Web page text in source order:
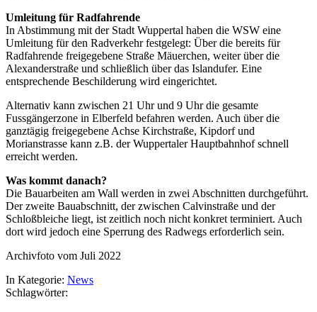
Umleitung für Radfahrende
In Abstimmung mit der Stadt Wuppertal haben die WSW eine
Umleitung für den Radverkehr festgelegt: Über die bereits für
Radfahrende freigegebene Straße Mäuerchen, weiter über die
Alexanderstraße und schließlich über das Islandufer. Eine
entsprechende Beschilderung wird eingerichtet.
Alternativ kann zwischen 21 Uhr und 9 Uhr die gesamte
Fussgängerzone in Elberfeld befahren werden. Auch über die
ganztägig freigegebene Achse Kirchstraße, Kipdorf und
Morianstrasse kann z.B. der Wuppertaler Hauptbahnhof schnell
erreicht werden.
Was kommt danach?
Die Bauarbeiten am Wall werden in zwei Abschnitten durchgeführt.
Der zweite Bauabschnitt, der zwischen Calvinstraße und der
Schloßbleiche liegt, ist zeitlich noch nicht konkret terminiert. Auch
dort wird jedoch eine Sperrung des Radwegs erforderlich sein.
Archivfoto vom Juli 2022
In Kategorie: News
Schlagwörter: